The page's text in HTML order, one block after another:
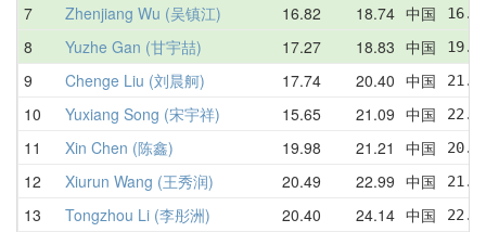
7 Zhenjiang Wu (吴镇江) 16.82 18.74 中国
8 Yuzhe Gan (甘宇喆) 17.27 18.83 中国
9 Chenge Liu (刘晨舸) 17.74 20.40 中国
10 Yuxiang Song (宋宇祥) 15.65 21.09 中国
11 Xin Chen (陈鑫) 19.98 21.21 中国
12 Xiurun Wang (王秀润) 20.49 22.99 中国
13 Tongzhou Li (李彤洲) 20.40 24.14 中国